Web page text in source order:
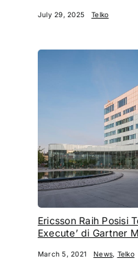
July 29, 2025 Telko
Ericsson Raih Posisi
Execute’ di Gartner
March 5, 2021 News, Telko